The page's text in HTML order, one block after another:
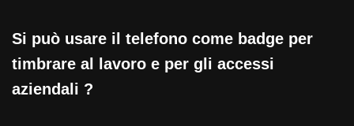
Si può usare il telefono come badge per
timbrare al lavoro e per gli accessi
aziendali ?